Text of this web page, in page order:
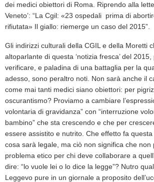
dei medici obiettori di Roma. Riprendo alla
Veneto’: “La Cgil: «23 ospedali prima di
rifiutata» Il giallo: riemerge un caso del 2015”.
Gli indirizzi culturali della CGIL e della Moretti
altoparlante di questa ‘notizia fresca’ del
verificare, e paladina di una battaglia per la
adesso, sono peraltro noti. Non sarà anche il
come mai tanti medici siano obiettori: per
oscurantismo? Proviamo a cambiare
volontaria di gravidanza” con “interruzione
bambino” che sta crescendo e che per
essere assistito e nutrito. Che effetto fa
cosa sarà legale, ma ciò non significa che non
problema etico per chi deve collaborare a
dire: “lo vuole lei o lo dice la legge”? Nutro
Leggevo pure in un giornale a proposito